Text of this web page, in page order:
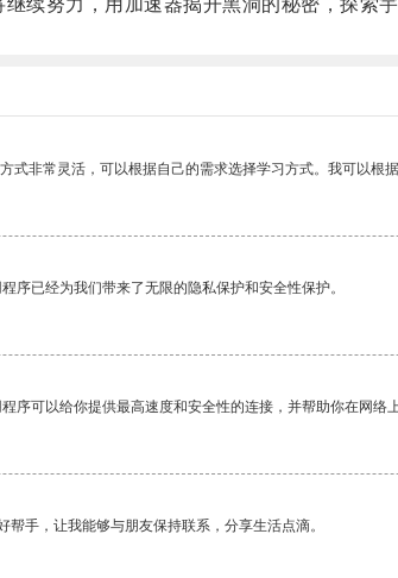
努力，用加速器揭开黑洞的秘密，探索宇
式非常灵活，可以根据自己的需求选择学习方式。我可以根
序已经为我们带来了无限的隐私保护和安全性保护。
序可以给你提供最高速度和安全性的连接，并帮助你在网络
帮手，让我能够与朋友保持联系，分享生活点滴。